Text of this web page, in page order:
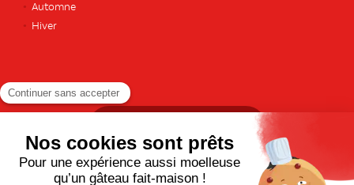
Automne
Hiver